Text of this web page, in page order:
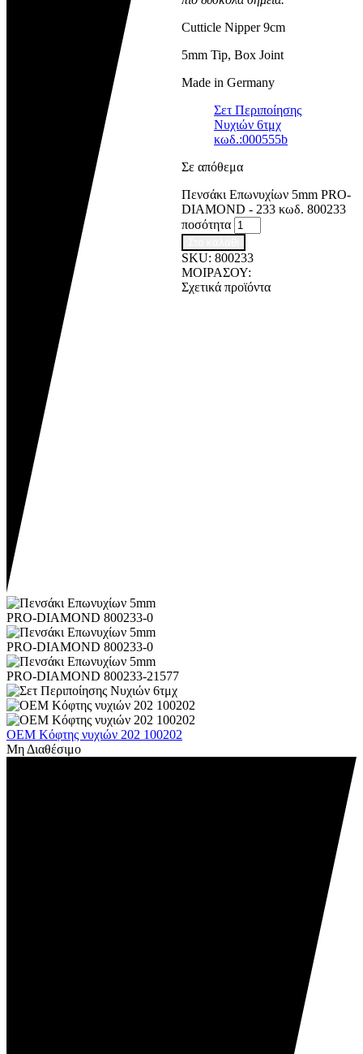
Cutticle Nipper 9cm
5mm Tip, Box Joint
Made in Germany
Σετ Περιποίησης
Νυχιών 6τμχ
κωδ.:000555b
Σε απόθεμα
Πενσάκι Επωνυχίων 5mm PRO-
DIAMOND - 233 κωδ. 800233
ποσότητα
SKU: 800233
ΜΟΙΡΑΣΟΥ:
Σχετικά προϊόντα
OEM Κόφτης νυχιών 202 100202
Μη Διαθέσιμο